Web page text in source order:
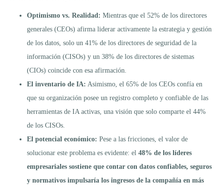
Optimismo vs. Realidad: Mientras que el 52% de los directores
generales (CEOs) afirma liderar activamente la estrategia y gestión
de los datos, solo un 41% de los directores de seguridad de la
información (CISOs) y un 38% de los directores de sistemas
(CIOs) coincide con esa afirmación.
El inventario de IA: Asimismo, el 65% de los CEOs confía en
que su organización posee un registro completo y confiable de las
herramientas de IA activas, una visión que solo comparte el 44%
de los CISOs.
El potencial económico: Pese a las fricciones, el valor de
solucionar este problema es evidente: el 48% de los líderes
empresariales sostiene que contar con datos confiables, seguros
y normativos impulsaría los ingresos de la compañía en más